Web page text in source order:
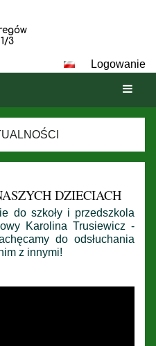
3
Logowanie
DZIECIACH
do szkoły i przedszkola
Karolina Trusiewicz -
do odsłuchania
z innymi!